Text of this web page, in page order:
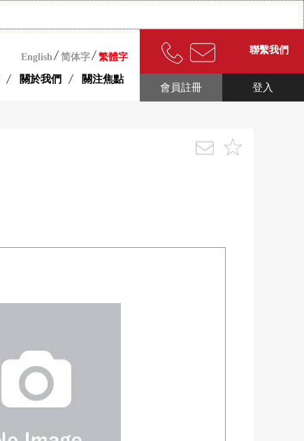
English 简体字 繁體字
關於我們 關注焦點
聯繫我們
登入
會員註冊